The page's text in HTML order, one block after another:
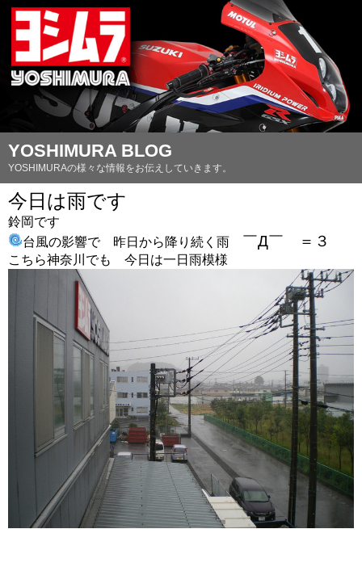
YOSHIMURA BLOG
YOSHIMURAの様々な情報をお伝えしていきます。
今日は雨です
鈴岡です
台風の影響で 昨日から降り続く雨 ￣Д￣ ＝３
こちら神奈川でも 今日は一日雨模様